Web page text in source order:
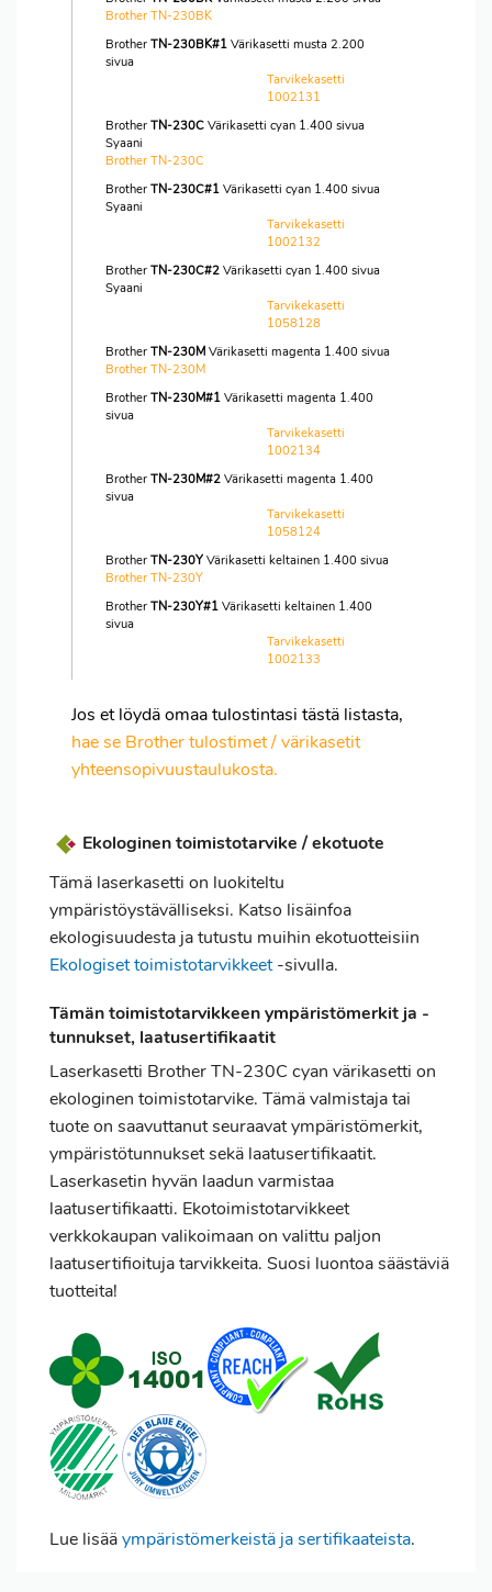
Brother TN-230BK
Brother TN-230BK#1 Värikasetti musta 2.200
sivua
Tarvikekasetti
1002131
Brother TN-230C Värikasetti cyan 1.400 sivua
Syaani
Brother TN-230C
Brother TN-230C#1 Värikasetti cyan 1.400 sivua
Syaani
Tarvikekasetti
1002132
Brother TN-230C#2 Värikasetti cyan 1.400 sivua
Syaani
Tarvikekasetti
1058128
Brother TN-230M Värikasetti magenta 1.400 sivua
Brother TN-230M
Brother TN-230M#1 Värikasetti magenta 1.400
sivua
Tarvikekasetti
1002134
Brother TN-230M#2 Värikasetti magenta 1.400
sivua
Tarvikekasetti
1058124
Brother TN-230Y Värikasetti keltainen 1.400 sivua
Brother TN-230Y
Brother TN-230Y#1 Värikasetti keltainen 1.400
sivua
Tarvikekasetti
1002133
Jos et löydä omaa tulostintasi tästä listasta,
hae se Brother tulostimet / värikasetit
yhteensopivuustaulukosta.
Ekologinen toimistotarvike / ekotuote
Tämä laserkasetti on luokiteltu
ympäristöystävälliseksi. Katso lisäinfoa
ekologisuudesta ja tutustu muihin ekotuotteisiin
Ekologiset toimistotarvikkeet-sivulla.
Tämän toimistotarvikkeen ympäristömerkit ja -
tunnukset, laatusertifikaatit
Laserkasetti Brother TN-230C cyan värikasetti on
ekologinen toimistotarvike. Tämä valmistaja tai
tuote on saavuttanut seuraavat ympäristömerkit,
ympäristötunnukset sekä laatusertifikaatit.
Laserkasetin hyvän laadun varmistaa
laatusertifikaatti. Ekotoimistotarvikkeet
verkkokaupan valikoimaan on valittu paljon
laatusertifioituja tarvikkeita. Suosi luontoa säästäviä
tuotteita!
Lue lisääympäristömerkeistä ja sertifikaateista.